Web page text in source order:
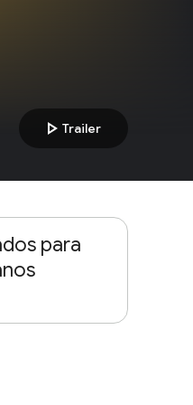
play_arrow Trailer
para